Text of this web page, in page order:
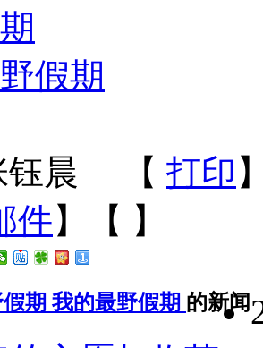
假期
钰晨
【 打印
件】【 】
期 我的最野假期 的新闻